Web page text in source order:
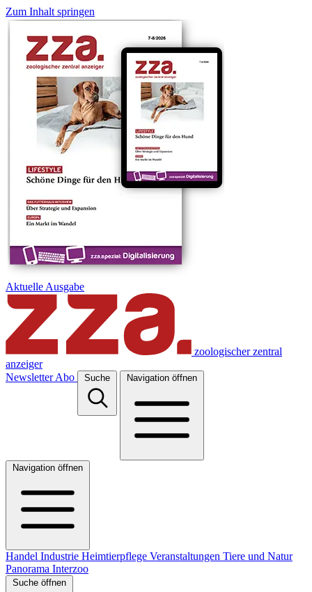
Zum Inhalt springen
Aktuelle Ausgabe
zoologischer zentral
anzeiger
Newsletter Abo Suche Navigation öffnen
Navigation öffnen
Handel Industrie Heimtierpflege Veranstaltungen Tiere und Natur
Panorama Interzoo
Suche öffnen